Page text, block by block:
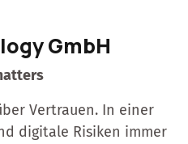
GmbH
Vertrauen. In einer
digitale Risiken immer